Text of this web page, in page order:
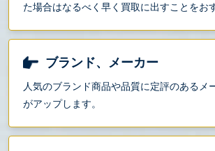
た場合はなるべく早く買取に出すことをお
ブランド、メーカー
人気のブランド商品や品質に定評のあるメ
がアップします。